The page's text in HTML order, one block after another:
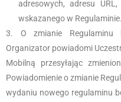
adresowych, adresu
wskazanego w Regulaminie.
O zmianie Regulaminu
Organizator powiadomi
Mobilną przesyłając
Powiadomienie o zmianie
wydaniu nowego regulaminu